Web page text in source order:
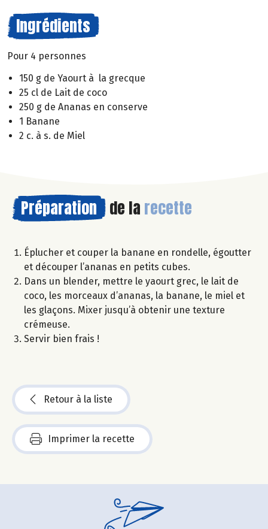
Ingrédients
Pour 4 personnes
150 g de Yaourt à la grecque
25 cl de Lait de coco
250 g de Ananas en conserve
1 Banane
2 c. à s. de Miel
Préparation de la recette
Éplucher et couper la banane en rondelle, égoutter
et découper l’ananas en petits cubes.
Dans un blender, mettre le yaourt grec, le lait de
coco, les morceaux d’ananas, la banane, le miel et
les glaçons. Mixer jusqu’à obtenir une texture
crémeuse.
Servir bien frais !
Retour à la liste
Imprimer la recette